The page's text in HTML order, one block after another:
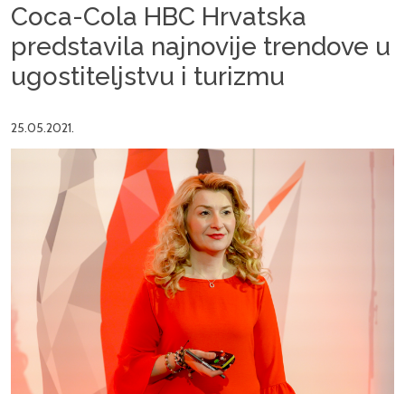
Coca-Cola HBC Hrvatska
predstavila najnovije trendove u
ugostiteljstvu i turizmu
25.05.2021.